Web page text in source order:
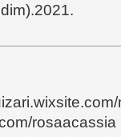
rosaacassia